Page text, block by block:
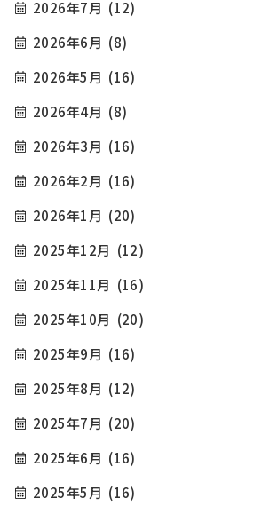
2026年7月 (12)
2026年6月 (8)
2026年5月 (16)
2026年4月 (8)
2026年3月 (16)
2026年2月 (16)
2026年1月 (20)
2025年12月 (12)
2025年11月 (16)
2025年10月 (20)
2025年9月 (16)
2025年8月 (12)
2025年7月 (20)
2025年6月 (16)
2025年5月 (16)